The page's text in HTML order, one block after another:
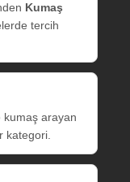
Kumaş
tercih
kumaş arayan
kategori.